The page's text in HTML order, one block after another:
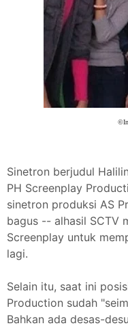
Sinetron berjudul
PH Screenplay
sinetron produksi AS
bagus -- alhasil SCTV
Screenplay untuk
lagi.
Selain itu, saat ini
Production sudah
Bahkan ada desas-